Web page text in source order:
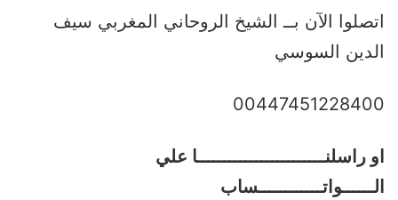
اتصلوا الآن بــ الشيخ الروحاني المغربي سيف
الدين السوسي
00447451228400
او راسلنــــــــــــــــــــــــا علي
الــــــواتــــــــــــساب